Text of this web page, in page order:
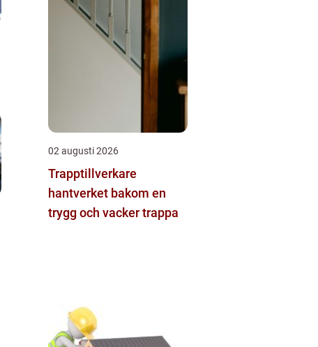
02 augusti 2026
Trapptillverkare
hantverket bakom en
trygg och vacker trappa